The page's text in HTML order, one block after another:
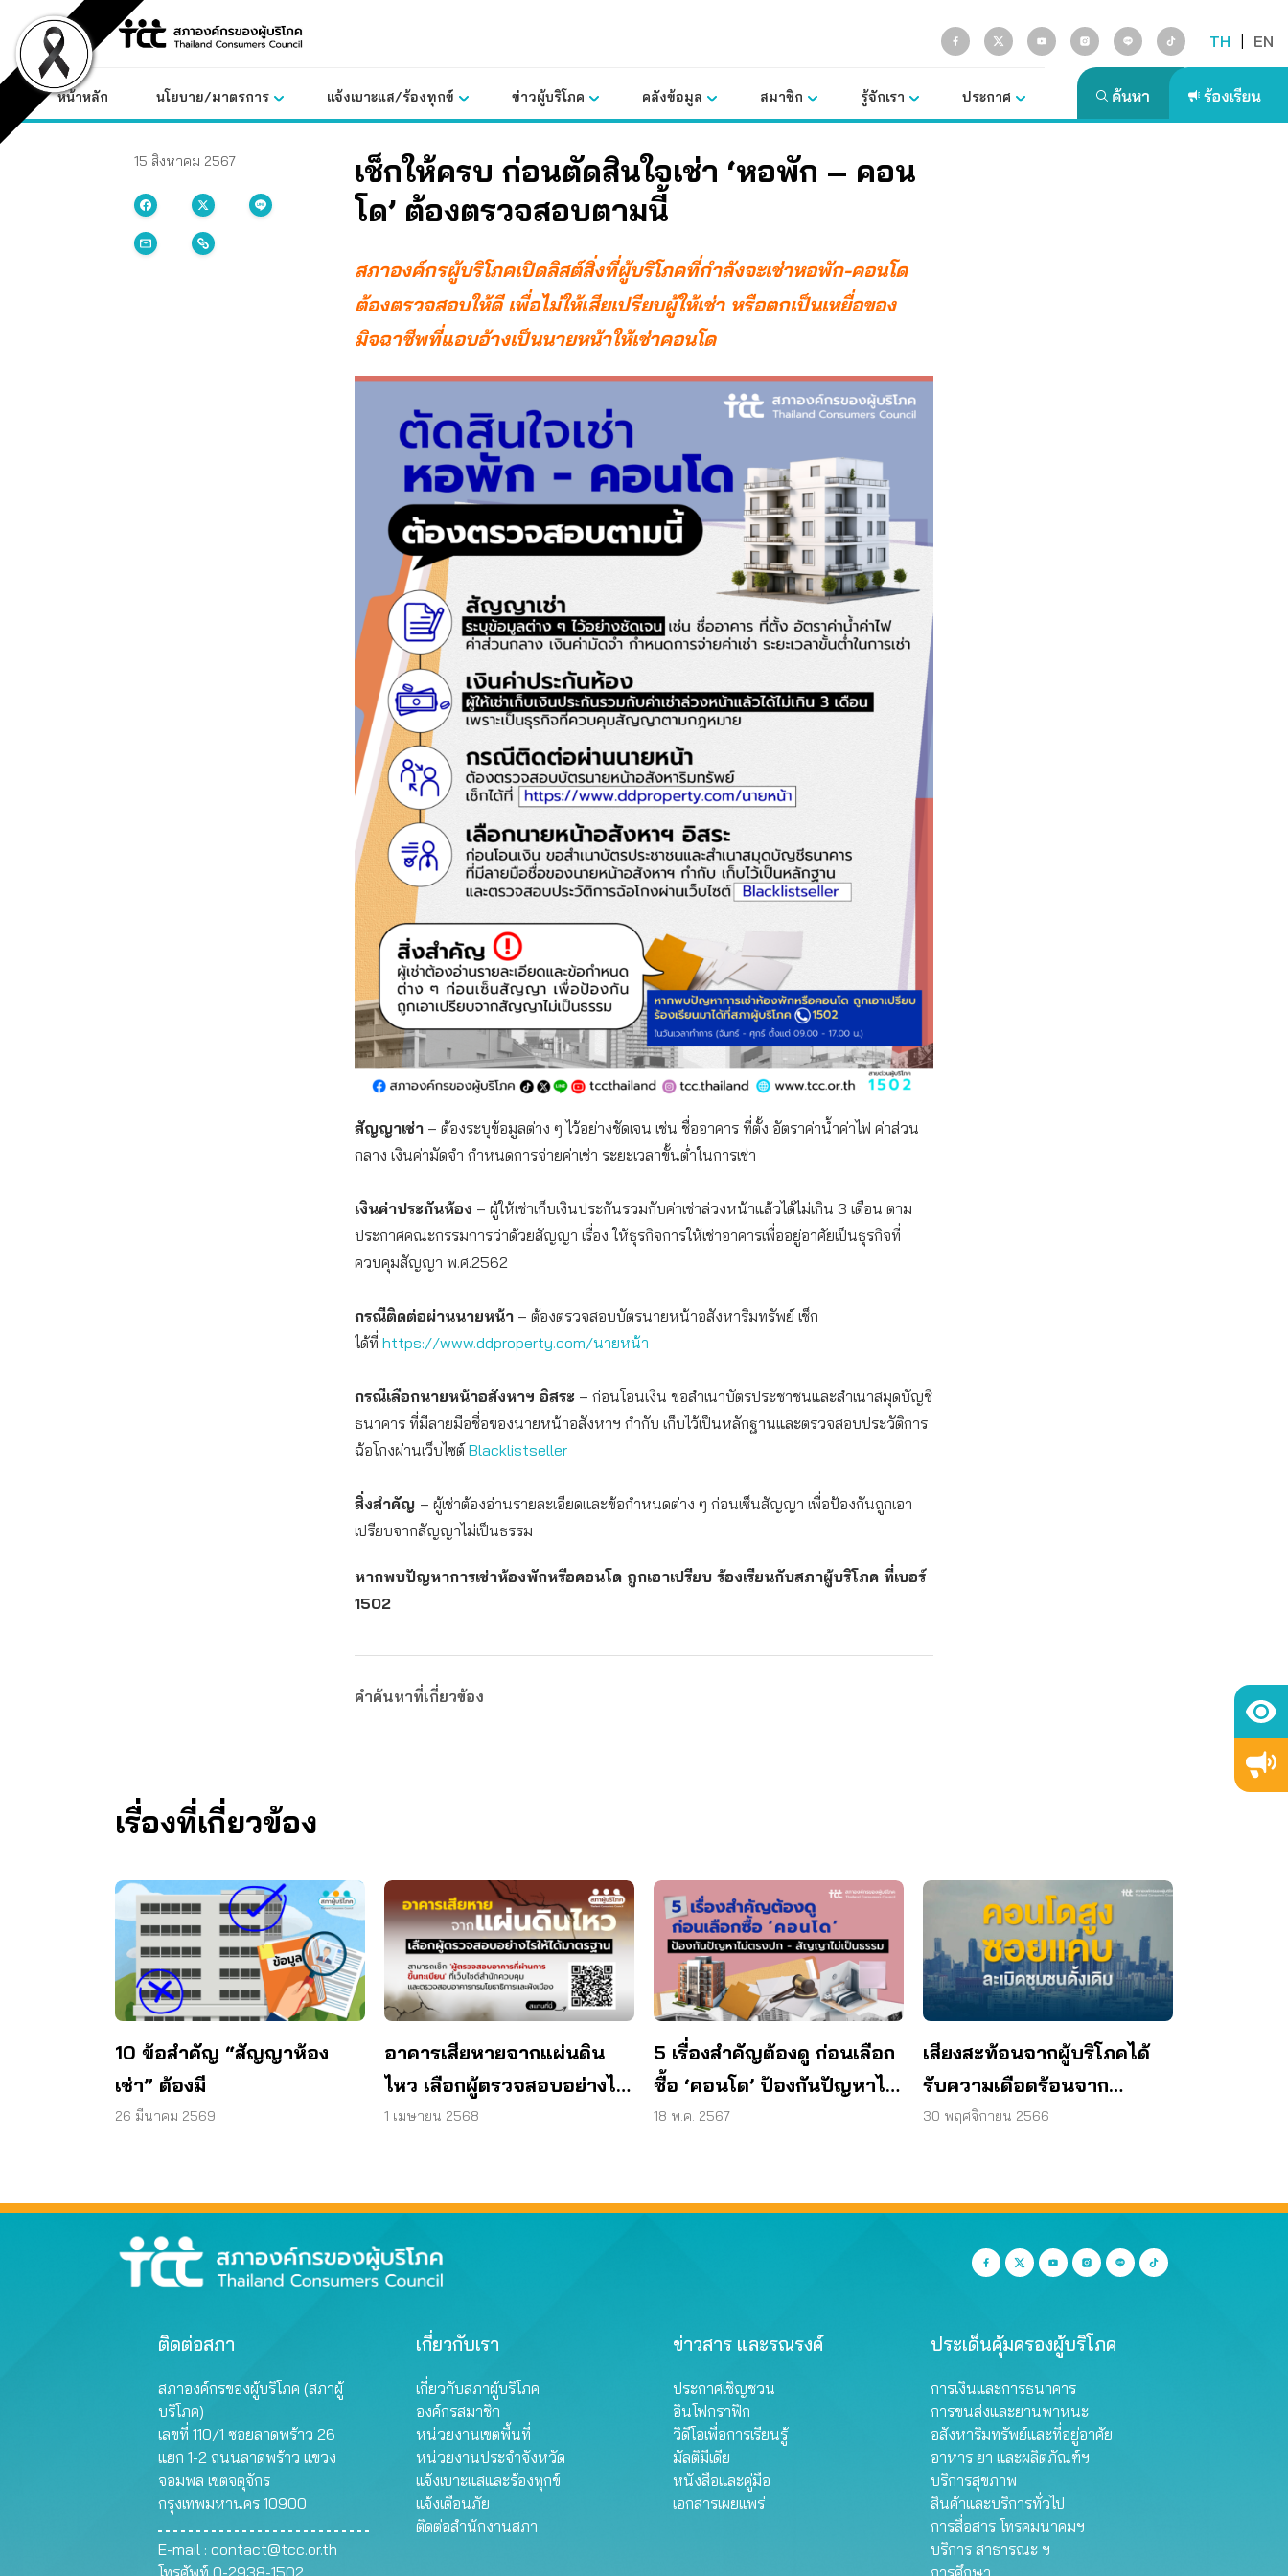
content
TH | EN
หน้าหลัก นโยบาย/มาตรการ แจ้งเบาะแส/ร้องทุกข์ ข่าวผู้บริโภค คลังข้อมูล สมาชิก รู้จักเรา ประกาศ
15 สิงหาคม 2567
เช็กให้ครบ ก่อนตัดสินใจเช่า ‘หอพัก – คอน
โด’ ต้องตรวจสอบตามนี้
สภาองค์กรผู้บริโภคเปิดลิสต์สิ่งที่ผู้บริโภคที่กำลังจะเช่าหอพัก-คอนโด
ต้องตรวจสอบให้ดี เพื่อไม่ให้เสียเปรียบผู้ให้เช่า หรือตกเป็นเหยื่อของ
มิจฉาชีพที่แอบอ้างเป็นนายหน้าให้เช่าคอนโด
สัญญาเช่า – ต้องระบุข้อมูลต่าง ๆ ไว้อย่างชัดเจน เช่น ชื่ออาคาร ที่ตั้ง อัตราค่าน้ำค่าไฟ ค่าส่วน
กลาง เงินค่ามัดจำ กำหนดการจ่ายค่าเช่า ระยะเวลาขั้นต่ำในการเช่า
เงินค่าประกันห้อง – ผู้ให้เช่าเก็บเงินประกันรวมกับค่าเช่าล่วงหน้าแล้วได้ไม่เกิน 3 เดือน ตาม
ประกาศคณะกรรมการว่าด้วยสัญญา เรื่อง ให้ธุรกิจการให้เช่าอาคารเพื่ออยู่อาศัยเป็นธุรกิจที่
ควบคุมสัญญา พ.ศ.2562
กรณีติดต่อผ่านนายหน้า – ต้องตรวจสอบบัตรนายหน้าอสังหาริมทรัพย์ เช็ก
ได้ที่ https://www.ddproperty.com/นายหน้า
กรณีเลือกนายหน้าอสังหาฯ อิสระ – ก่อนโอนเงิน ขอสำเนาบัตรประชาชนและสำเนาสมุดบัญชี
ธนาคาร ที่มีลายมือชื่อของนายหน้าอสังหาฯ กำกับ เก็บไว้เป็นหลักฐานและตรวจสอบประวัติการ
ฉ้อโกงผ่านเว็บไซต์ Blacklistseller
สิ่งสำคัญ – ผู้เช่าต้องอ่านรายละเอียดและข้อกำหนดต่าง ๆ ก่อนเซ็นสัญญา เพื่อป้องกันถูกเอา
เปรียบจากสัญญาไม่เป็นธรรม
หากพบปัญหาการเช่าห้องพักหรือคอนโด ถูกเอาเปรียบ ร้องเรียนกับสภาผู้บริโภค ที่เบอร์
1502
คำค้นหาที่เกี่ยวข้อง
เรื่องที่เกี่ยวข้อง
10 ข้อสำคัญ “สัญญาห้อง
เช่า” ต้องมี
26 มีนาคม 2569
อาคารเสียหายจากแผ่นดิน
ไหว เลือกผู้ตรวจสอบอย่างไร
ให้ได้มาตรฐาน
1 เมษายน 2568
5 เรื่องสำคัญต้องดู ก่อนเลือก
ซื้อ ‘คอนโด’ ป้องกันปัญหาไม่
ตรงปก – สัญญาไม่เป็นธรรม
18 พ.ค. 2567
เสียงสะท้อนจากผู้บริโภคได้
รับความเดือดร้อนจาก
ก่อสร้างอาคารสูงในซอยแคบ
30 พฤศจิกายน 2566
ติดต่อสภา
สภาองค์กรของผู้บริโภค (สภาผู้
บริโภค)
เลขที่ 110/1 ซอยลาดพร้าว 26
แยก 1-2 ถนนลาดพร้าว แขวง
จอมพล เขตจตุจักร
กรุงเทพมหานคร 10900
E-mail : contact@tcc.or.th
เกี่ยวกับเรา
เกี่ยวกับสภาผู้บริโภค
องค์กรสมาชิก
หน่วยงานเขตพื้นที่
หน่วยงานประจำจังหวัด
แจ้งเบาะแสและร้องทุกข์
แจ้งเตือนภัย
ติดต่อสำนักงานสภา
ข่าวสาร และรณรงค์
ประกาศเชิญชวน
อินโฟกราฟิก
วิดีโอเพื่อการเรียนรู้
มัลติมีเดีย
หนังสือและคู่มือ
เอกสารเผยแพร่
ประเด็นคุ้มครองผู้บริโภค
การเงินและการธนาคาร
การขนส่งและยานพาหนะ
อสังหาริมทรัพย์และที่อยู่อาศัย
อาหาร ยา และผลิตภัณฑ์ฯ
บริการสุขภาพ
สินค้าและบริการทั่วไป
การสื่อสาร โทรคมนาคมฯ
บริการ สาธารณะ ฯ